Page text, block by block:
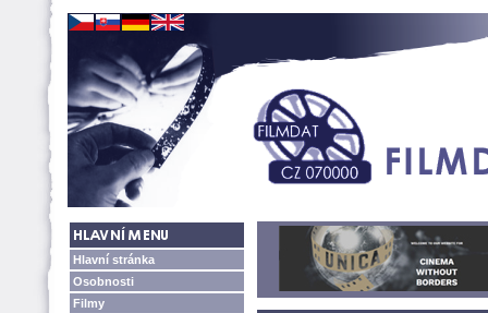
Hlavní stránka
Osobnosti
Filmy